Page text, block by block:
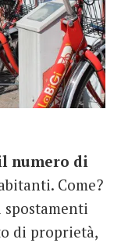
numero di
Come?
di proprietà,